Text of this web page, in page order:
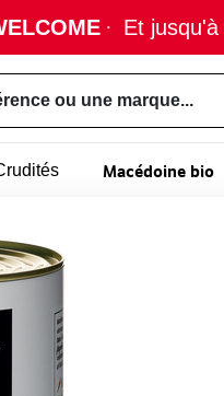
· Et jusqu'à
ou une marque...
Macédoine bio